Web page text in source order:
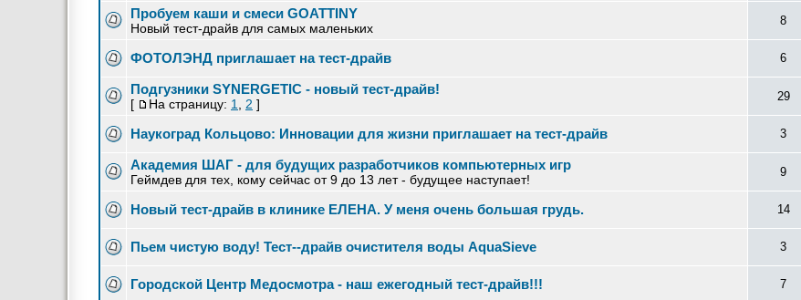
Пробуем каши и смеси GOATTINY
Новый тест-драйв для самых маленьких
8
ФОТОЛЭНД приглашает на тест-драйв 6
Подгузники SYNERGETIC - новый тест-драйв!
[ На страницу: 1 2 ]
29
Наукоград Кольцово: Инновации для жизни приглашает на тест-драйв 3
Академия ШАГ - для будущих разработчиков компьютерных игр
Геймдев для тех, кому сейчас от 9 до 13 лет - будущее наступает!
9
Новый тест-драйв в клинике ЕЛЕНА. У меня очень большая грудь. 14
Пьем чистую воду! Тест--драйв очистителя воды AquaSieve 3
Городской Центр Медосмотра - наш ежегодный тест-драйв!!! 7